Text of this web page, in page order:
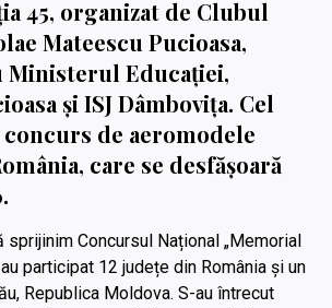
45, organizat de Clubul
Mateescu Pucioasa,
Ministerul Educației,
și ISJ Dâmbovița. Cel
de aeromodele
care se desfășoară
sprijinim Concursul Național „Memorial
participat 12 județe din România și un
Republica Moldova. S-au întrecut